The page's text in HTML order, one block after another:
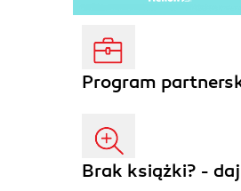
Program
Brak książki? -